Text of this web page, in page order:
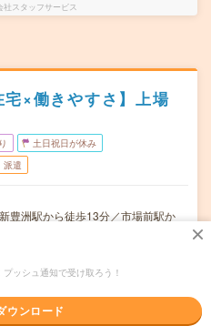
社スタッフサービス
×働きやすさ】上場
土日祝日が休み
派遣
豊洲駅から徒歩13分／市場前駅か
3カ月以上） ★10月～OK！
ッシュ通知で受け取ろう！
ウンロード